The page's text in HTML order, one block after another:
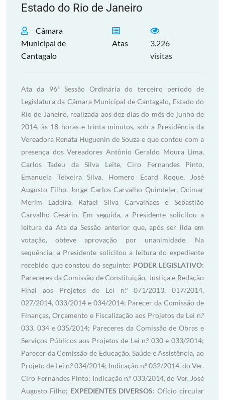
Estado do Rio de Janeiro
Câmara
Municipal de
Cantagalo
Atas
3.226
visitas
Ata da 96ª Sessão Ordinária do terceiro período de
Legislatura da Câmara Municipal de Cantagalo, Estado do
Rio de Janeiro, realizada aos dez dias do mês de junho de
2014, às 18 horas e trinta minutos, sob a Presidência da
Vereadora Renata Huguenin de Souza e que contou com a
presença dos Vereadores Antônio Geraldo Moura Lima,
Carlos Tadeu da Silva Leite, Ciro Fernandes Pinto,
Emanuela Teixeira Silva, Homero Ecard Roque, José
Augusto Filho, Jorge Carlos Carvalho Quindeler, Ocimar
Merim Ladeira, Rafael Silva Carvalhaes e Sebastião
Carvalho Cesário. Em seguida, a Presidente solicitou a
leitura da Ata da Sessão anterior que, após ser lida em
votação, obteve aprovação por unanimidade. Na
sequência, a Presidente solicitou a leitura do expediente
recebido que constou do seguinte: PODER LEGISLATIVO:
Pareceres da Comissão de Constituição, Justiça e Redação
Final aos Projetos de Lei n.º 071/2013, 017/2014,
027/2014, 033/2014 e 034/2014; Parecer da Comissão de
Finanças, Orçamento e Fiscalização aos Projetos de Lei n.º
033, 034 e 035/2014; Pareceres da Comissão de Obras e
Serviços Públicos aos Projetos de Lei n.º 030 e 033/2014;
Parecer da Comissão de Educação, Saúde e Assistência, ao
Projeto de Lei n.º 034/2014; Indicação n.º 032/2014, do Ver.
Ciro Fernandes Pinto; Indicação n.º 033/2014, do Ver. José
Augusto Filho; EXPEDIENTES DIVERSOS: Ofício circular